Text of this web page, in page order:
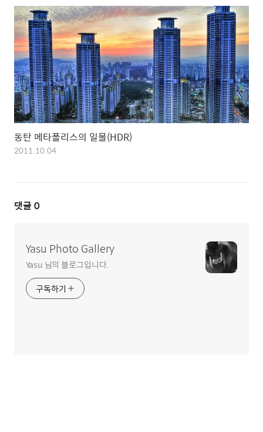
동탄 메타폴리스의 일몰(HDR)
2011.10.04
댓글 0
Yasu Photo Gallery
Yasu 님의 블로그입니다.
구독하기